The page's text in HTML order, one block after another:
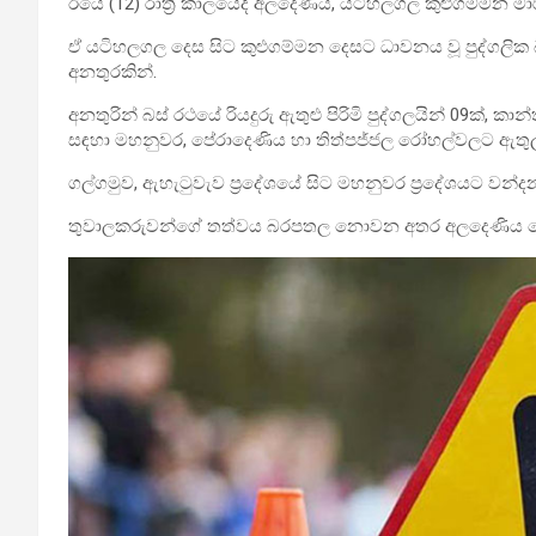
ඒ යටිහලගල දෙස සිට කුළුගම්මන දෙසට ධාවනය වූ
අනතුරකින්.
අනතුරින් බස් රථයේ රියදුරු ඇතුළු පිරිමි පුද්ගලයින් 09ක්,
සඳහා මහනුවර, පේරාදෙණිය හා තිත්පජ්ජල රෝහල්වලට
ගල්ගමුව, ඇහැටුවැව ප්‍රදේශයේ සිට මහනුවර ප්‍රදේශයට
තුවාලකරුවන්ගේ තත්වය බරපතල නොවන අතර අලදෙණිය